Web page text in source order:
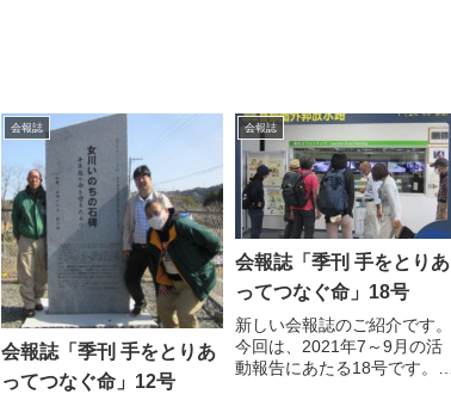
会報誌
会報誌「季刊 手をとりあ
ってつなぐ命」12号
会報誌
会報誌「季刊 手をとりあ
ってつなぐ命」18号
新しい会報誌のご紹介です。
今回は、2021年7～9月の活
動報告にあたる18号です。